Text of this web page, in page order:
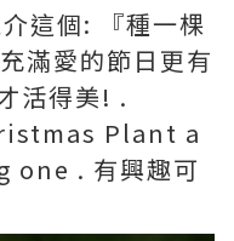
這個: 『種一棵
滿愛的節日更有
活得美! .
Plant a
. 有興趣可